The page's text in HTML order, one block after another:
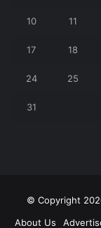
10 11
17 18
24 25
31
© Copyright
About Us